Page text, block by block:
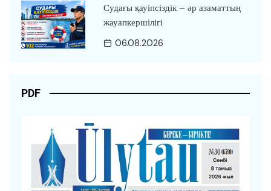
Судағы қауіпсіздік – әр азаматтың
жауапкершілігі
06.08.2026
PDF